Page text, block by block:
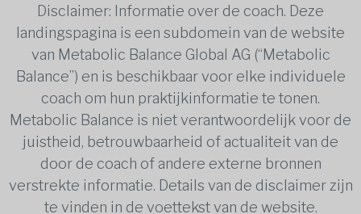
Disclaimer: Informatie over de coach. Deze
landingspagina is een subdomein van de website
van Metabolic Balance Global AG (“Metabolic
Balance”) en is beschikbaar voor elke individuele
coach om hun praktijkinformatie te tonen.
Metabolic Balance is niet verantwoordelijk voor de
juistheid, betrouwbaarheid of actualiteit van de
door de coach of andere externe bronnen
verstrekte informatie. Details van de disclaimer zijn
te vinden in de voettekst van de website.